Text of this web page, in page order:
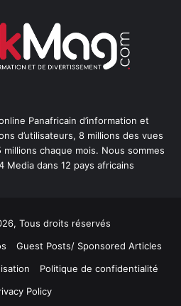
Panafricain d’information et
d’utilisateurs, 8 millions des vues
chaque mois. Nous sommes
Media dans 12 pays africains
Tous droits réservés
Guest Posts/ Sponsored Articles
Politique de confidentialité
Policy